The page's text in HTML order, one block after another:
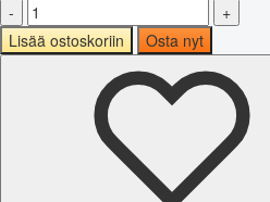
-
+
Lisää ostoskoriin
Osta nyt